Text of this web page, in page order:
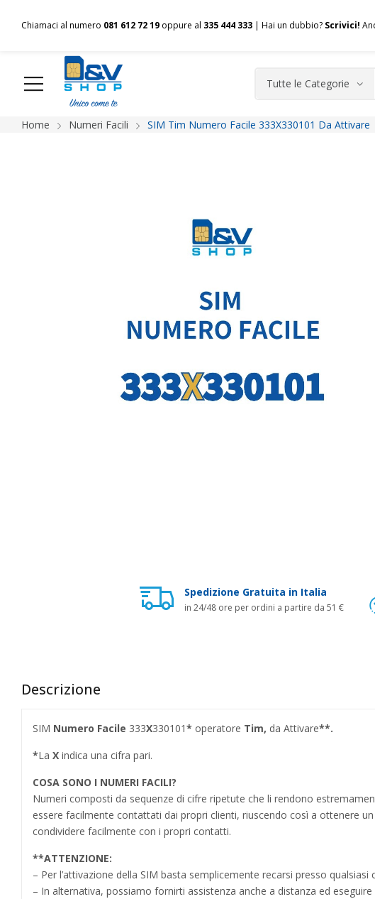
Chiamaci al numero 081 612 72 19 oppure al 335 444 333 | Hai un dubbio? Scrivici!
HOME Chi siamo Shop Spedizioni Pagamenti F.A.Q.
Home Numeri Facili SIM Tim Numero Facile 333X330101 Da Attivare
Spedizione Gratuita in Italia
in 24/48 ore per ordini a partire da 51 €
Descrizione
SIM Numero Facile 333X330101* operatore Tim, da Attivare**.
*La X indica una cifra pari.
COSA SONO I NUMERI FACILI?
Numeri composti da sequenze di cifre ripetute che li rendono
essere facilmente contattati dai propri clienti, riuscendo così a ottenere
condividere facilmente con i propri contatti.
**ATTENZIONE:
– Per l’attivazione della SIM basta semplicemente recarsi presso
– In alternativa, possiamo fornirti assistenza anche a distanza ed